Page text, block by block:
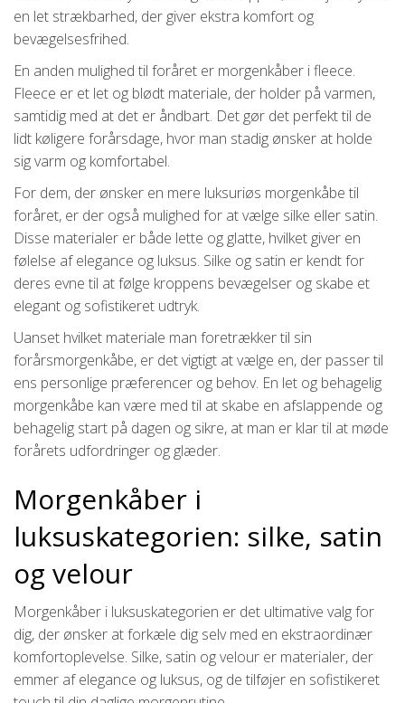
en let strækbarhed, der giver ekstra komfort og
bevægelsesfrihed.
En anden mulighed til foråret er morgenkåber i fleece.
Fleece er et let og blødt materiale, der holder på varmen,
samtidig med at det er åndbart. Det gør det perfekt til de
lidt køligere forårsdage, hvor man stadig ønsker at holde
sig varm og komfortabel.
For dem, der ønsker en mere luksuriøs morgenkåbe til
foråret, er der også mulighed for at vælge silke eller satin.
Disse materialer er både lette og glatte, hvilket giver en
følelse af elegance og luksus. Silke og satin er kendt for
deres evne til at følge kroppens bevægelser og skabe et
elegant og sofistikeret udtryk.
Uanset hvilket materiale man foretrækker til sin
forårsmorgenkåbe, er det vigtigt at vælge en, der passer til
ens personlige præferencer og behov. En let og behagelig
morgenkåbe kan være med til at skabe en afslappende og
behagelig start på dagen og sikre, at man er klar til at møde
forårets udfordringer og glæder.
Morgenkåber i
luksuskategorien: silke, satin
og velour
Morgenkåber i luksuskategorien er det ultimative valg for
dig, der ønsker at forkæle dig selv med en ekstraordinær
komfortoplevelse. Silke, satin og velour er materialer, der
emmer af elegance og luksus, og de tilføjer en sofistikeret